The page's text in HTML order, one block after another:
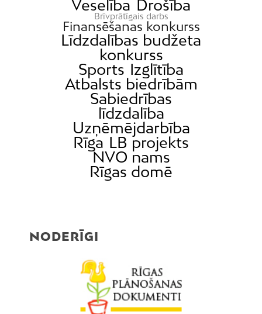
Veselība Drošība
Brīvprātīgais darbs
Finansēšanas konkurss
Līdzdalības budžeta
konkurss
Sports Izglītība
Atbalsts biedrībām
Sabiedrības
līdzdalība
Uzņēmējdarbība
Rīga LB projekts
NVO nams
Rīgas domē
NODERĪGI